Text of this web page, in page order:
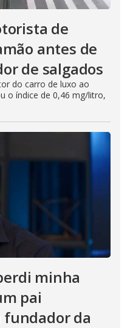
de
antes de
de salgados
do carro de luxo ao
o índice de 0,46 mg/litro,
minha
pai
fundador da